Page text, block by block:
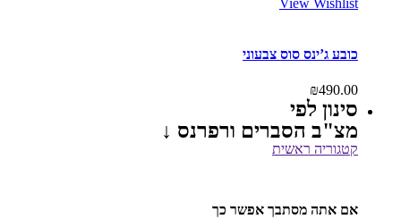
View Wishlist
כובע ג’ינס סוס צבעוני
₪490.00
סינון לפי
מצ"ב הסברים ורפרנס ↓
קטגוריה ראשית
אם אתה מסתבך אפשר כך